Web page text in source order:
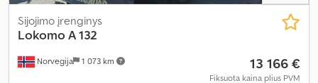
Norvegija 1 073 km
Sijojimo įrenginys
LokomoA 132
13 166 €
Fiksuota kaina plius PVM